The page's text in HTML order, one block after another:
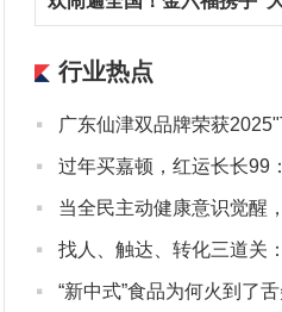
行业热点
·
·
·
·
· “新中式”食品为何火到了舌